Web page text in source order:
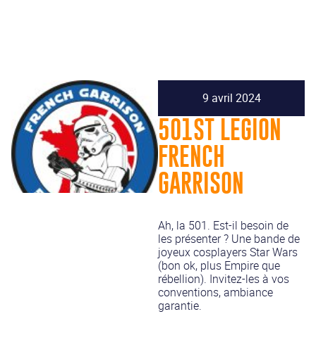
9 avril 2024
501ST LEGION
FRENCH
GARRISON
Ah, la 501. Est-il besoin de
les présenter ? Une bande de
joyeux cosplayers Star Wars
(bon ok, plus Empire que
rébellion). Invitez-les à vos
conventions, ambiance
garantie.